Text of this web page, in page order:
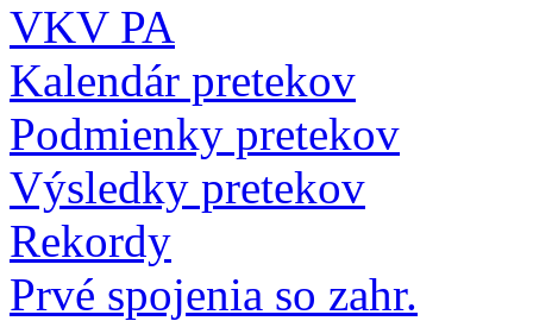
VKV PA
Kalendár pretekov
Podmienky pretekov
Výsledky pretekov
Rekordy
Prvé spojenia so zahr.